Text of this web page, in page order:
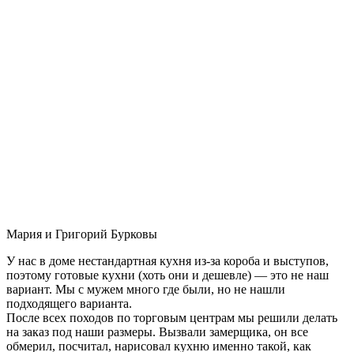
Мария и Григорий Бурковы
У нас в доме нестандартная кухня из-за короба и выступов,
поэтому готовые кухни (хоть они и дешевле) — это не наш
вариант. Мы с мужем много где были, но не нашли
подходящего варианта.
После всех походов по торговым центрам мы решили делать
на заказ под наши размеры. Вызвали замерщика, он все
обмерил, посчитал, нарисовал кухню именно такой, как